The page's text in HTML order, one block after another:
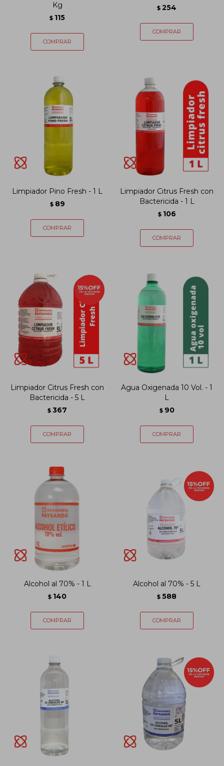
Kg
$ 115
$ 254
Limpiador Pino Fresh - 1 L
$ 89
Limpiador Citrus Fresh con
Bactericida - 1 L
$ 106
Limpiador Citrus Fresh con
Bactericida - 5 L
$ 367
Agua Oxigenada 10 Vol. - 1
L
$ 90
Alcohol al 70% - 1 L
$ 140
Alcohol al 70% - 5 L
$ 588